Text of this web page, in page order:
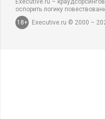
Executive.ru –
оспорить логику
18+
Executive.ru © 2000 –